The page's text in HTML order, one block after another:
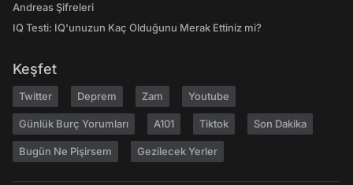
Andreas Şifreleri
IQ Testi: IQ'unuzun Kaç Olduğunu Merak Ettiniz mi?
Keşfet
Twitter Deprem Zam Youtube
Günlük Burç Yorumları A101 Tiktok Son Dakika
Bugün Ne Pişirsem Gezilecek Yerler